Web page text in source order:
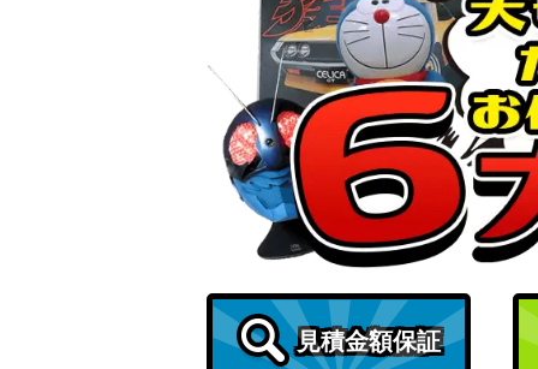
四ノ宮 キコル（SR★★/パラレル）【
竈門 禰豆子（SR★★★/パラレル）【
蘇枋 隼飛（SR★★/パラレル）【
ロボコ（SR★★★/パラレル）【UA09BT/
ロイ・マスタング（SR★★★/パラレル）
55】
見積金額保証